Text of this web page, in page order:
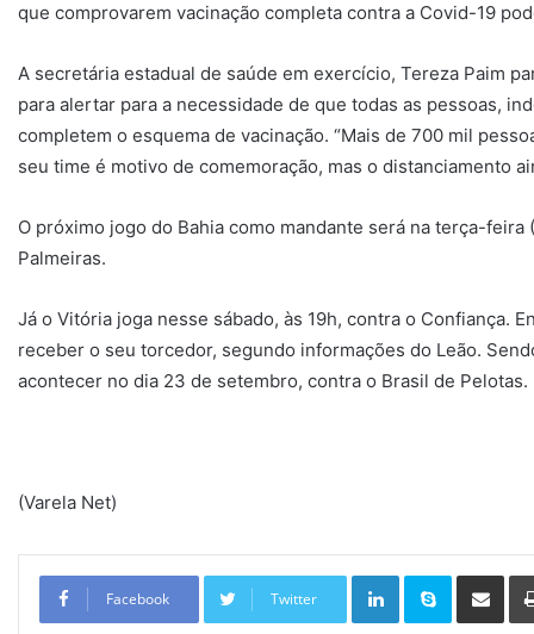
que comprovarem vacinação completa contra a Covid-19
A secretária estadual de saúde em exercício, Tereza Paim
para alertar para a necessidade de que todas as pessoas,
completem o esquema de vacinação. “Mais de 700 mil
seu time é motivo de comemoração, mas o distanciamento
O próximo jogo do Bahia como mandante será na terça-feira
Palmeiras.
Já o Vitória joga nesse sábado, às 19h, contra o Confiança.
receber o seu torcedor, segundo informações do Leão.
acontecer no dia 23 de setembro, contra o Brasil de Pelotas.
(Varela Net)
Facebook Twitter
Linkedin Skype